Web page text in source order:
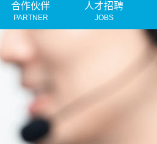
合作伙伴
PARTNER
人才招聘
JOBS